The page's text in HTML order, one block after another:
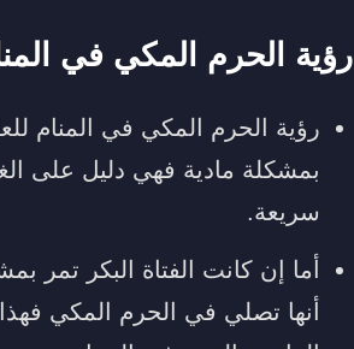
رؤية الحرم المكي في
رؤية الحرم المكي في المنام
بمشكلة مادية فهي دليل على
سريعة.
أما إن كانت الفتاة البكر
أنها تصلي في الحرم المكي فهذا